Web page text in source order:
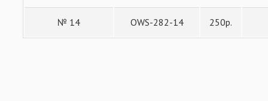
ВСЁ ДЛЯ ОСНАСТОК
№ 14 OWS-282-14 250р.